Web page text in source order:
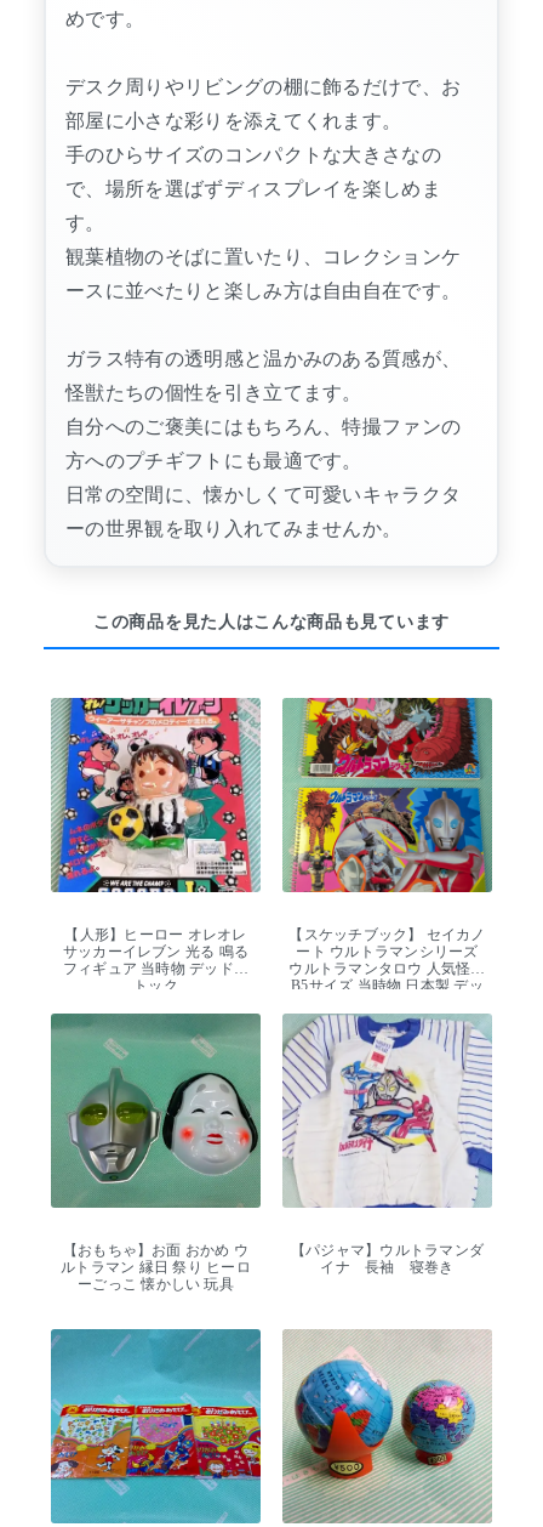
めです。
デスク周りやリビングの棚に飾るだけで、お
部屋に小さな彩りを添えてくれます。
手のひらサイズのコンパクトな大きさなの
で、場所を選ばずディスプレイを楽しめま
す。
観葉植物のそばに置いたり、コレクションケ
ースに並べたりと楽しみ方は自由自在です。
ガラス特有の透明感と温かみのある質感が、
怪獣たちの個性を引き立てます。
自分へのご褒美にはもちろん、特撮ファンの
方へのプチギフトにも最適です。
日常の空間に、懐かしくて可愛いキャラクタ
ーの世界観を取り入れてみませんか。
この商品を見た人はこんな商品も見ています
【人形】ヒーロー オレオレ
サッカーイレブン 光る 鳴る
フィギュア 当時物 デッドス
トック
【スケッチブック】 セイカノ
ート ウルトラマンシリーズ
ウルトラマンタロウ 人気怪獣
B5サイズ 当時物 日本製 デッ
【おもちゃ】お面 おかめ ウ
ルトラマン 縁日 祭り ヒーロ
ーごっこ 懐かしい 玩具
【パジャマ】ウルトラマンダ
イナ 長袖 寝巻き